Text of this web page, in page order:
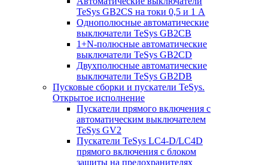
TeSys GB2CS на токи 0,5 и 1 А
Однополюсные автоматические
выключатели TeSys GB2CB
1+N-полюсные автоматические
выключатели TeSys GB2CD
Двухполюсные автоматические
выключатели TeSys GB2DB
Пусковые сборки и пускатели TeSys.
Открытое исполнение
Пускатели прямого включения с
автоматическим выключателем
TeSys GV2
Пускатели TeSys LC4-D/LC4D
прямого включения с блоком
защиты на предохранителях